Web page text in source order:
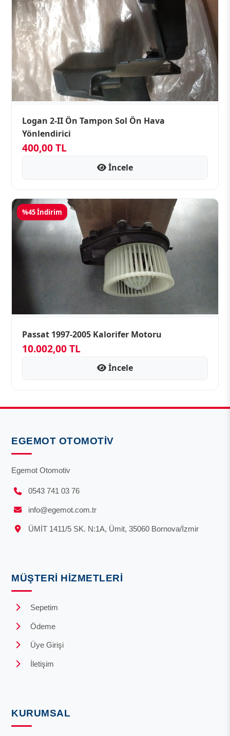
Logan 2-II Ön Tampon Sol Ön Hava
Yönlendirici
400,00 TL
İncele
%45 İndirim
Passat 1997-2005 Kalorifer Motoru
10.002,00 TL
İncele
EGEMOT OTOMOTIV
Egemot Otomotiv
0543 741 03 76
info@egemot.com.tr
ÜMİT 1411/5 SK. N:1A, Ümit, 35060 Bornova/İzmir
MÜŞTERI HIZMETLERI
Sepetim
Ödeme
Üye Girişi
İletişim
KURUMSAL